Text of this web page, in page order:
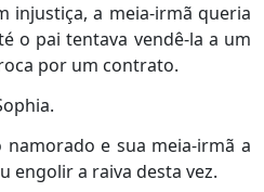
injustiça, a meia-irmã queria
o pai tentava vendê-la a um
por um contrato.
e sua meia-irmã a
engolir a raiva desta vez.